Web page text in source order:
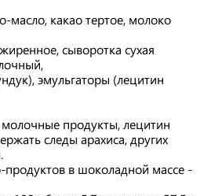
масло, какао тертое, молоко
сыворотка сухая
эмульгаторы (лецитин
продукты, лецитин
следы арахиса, других
в шоколадной массе -